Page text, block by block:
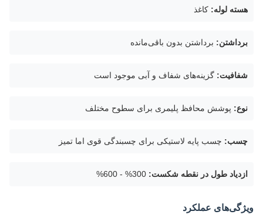
هسته لوله:کاغذ
برداشتن:برداشتن بدون باقی‌مانده
شفافیت:گزینه‌های شفاف و آبی موجود است
نوع:پوشش محافظ پلیمری برای سطوح مختلف
چسب:چسب پایه لاستیکی برای چسبندگی قوی اما تمیز
ازدیاد طول در نقطه شکست:300% - 600%
ویژگی‌های عملکرد